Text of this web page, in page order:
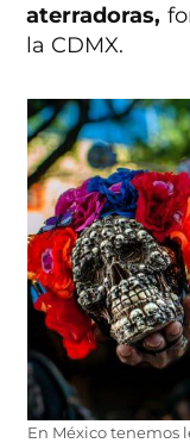
aterradoras,
la CDMX.
En México tenemos